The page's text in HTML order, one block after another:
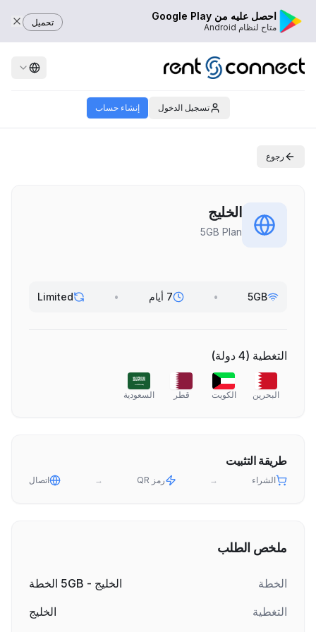
احصل عليه من Google Play
متاح لنظام Android تحميل
تسجيل الدخول إنشاء حساب
رجوع
الخليج
5GB Plan
5GB
• 7 أيام •
Limited
التغطية (
4 دولة)
البحرين الكويت قطر السعودية
طريقة التثبيت
الشراء → رمز QR → اتصال
ملخص الطلب
الخطة
الخليج - 5GB الخطة
التغطية
الخليج